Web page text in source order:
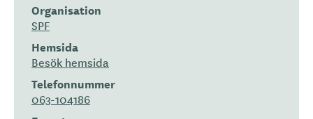
Organisation
SPF
Hemsida
Besök hemsida
Telefonnummer
063-104186